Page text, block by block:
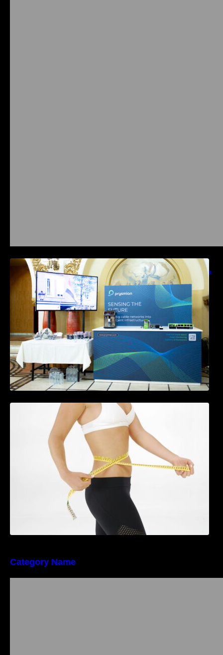
Prysmian aduce la COMM26 tehnologii de
sensing si Digital Energy pentru monitorizarea
in timp real a infrastrucrutilor critice
Tratamentul Wegovy® generează o scădere
în greutate de până la 22,6% la femei în
perioada menopauzei și reduce la jumătate
riscul de migrene
Category Name